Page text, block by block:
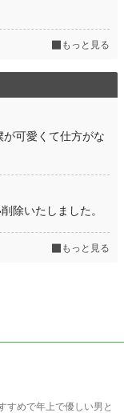
もっと見る
が可愛くて仕方がな
除いたしました。
もっと見る
すめで年上で優しい男と